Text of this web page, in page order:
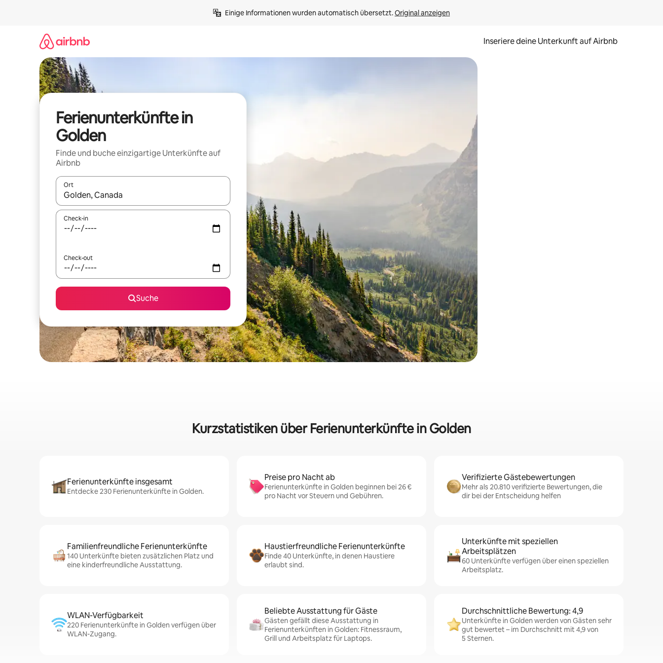
Einige Informationen wurden automatisch übersetzt. Original anzeigen
Inseriere deine Unterkunft auf Airbnb
Ferienunterkünfte in
Golden
Finde und buche einzigartige Unterkünfte auf
Airbnb
Ort
Wenn Ergebnisse verfügbar sind, navigiere mit den Pfeiltasten nach oben und unten oder erkunde die Ergebnisse durch Berühren oder Wischgesten.
Check-in
Check-out
Suche
Kurzstatistiken über Ferienunterkünfte in Golden
Ferienunterkünfte insgesamt
Entdecke 230 Ferienunterkünfte in Golden.
Preise pro Nacht ab
Ferienunterkünfte in Golden beginnen bei 26 €
pro Nacht vor Steuern und Gebühren.
Verifizierte Gästebewertungen
Mehr als 20.810 verifizierte Bewertungen, die
dir bei der Entscheidung helfen
Familienfreundliche Ferienunterkünfte
140 Unterkünfte bieten zusätzlichen Platz und
eine kinderfreundliche Ausstattung.
Haustierfreundliche Ferienunterkünfte
Finde 40 Unterkünfte, in denen Haustiere
erlaubt sind.
Unterkünfte mit speziellen
Arbeitsplätzen
60 Unterkünfte verfügen über einen speziellen
Arbeitsplatz.
WLAN-Verfügbarkeit
220 Ferienunterkünfte in Golden verfügen über
WLAN-Zugang.
Beliebte Ausstattung für Gäste
Gästen gefällt diese Ausstattung in
Ferienunterkünften in Golden: Fitnessraum,
Grill und Arbeitsplatz für Laptops.
Durchschnittliche Bewertung: 4,9
Unterkünfte in Golden werden von Gästen sehr
gut bewertet – im Durchschnitt mit 4,9 von
5 Sternen.